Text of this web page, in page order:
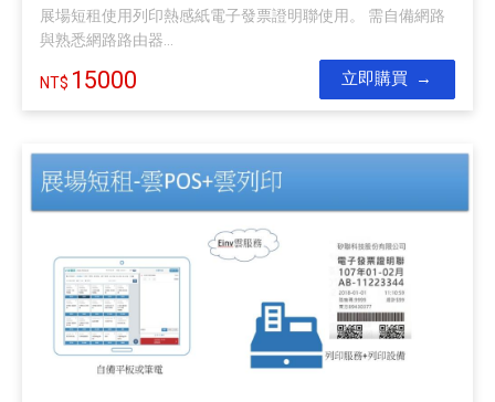
展場短租使用列印熱感紙電子發票證明聯使用。 需自備網路
與熟悉網路路由器...
15000 立即購買